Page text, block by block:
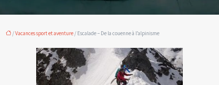
/Vacances sport et aventure / Escalade – De la couenne à l’alpinisme